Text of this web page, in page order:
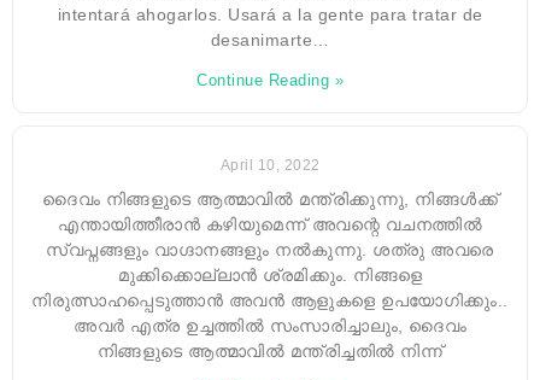
intentará ahogarlos. Usará a la gente para tratar de
desanimarte…
Continue Reading »
April 10, 2022
ദൈവം നിങ്ങളുടെ ആത്മാവിൽ മന്ത്രിക്കുന്നു, നിങ്ങൾക്ക്
എന്തായിത്തീരാൻ കഴിയുമെന്ന് അവന്റെ വചനത്തിൽ
സ്വപ്നങ്ങളും വാഗ്ദാനങ്ങളും നൽകുന്നു. ശത്രു അവരെ
മുക്കിക്കൊല്ലാൻ ശ്രമിക്കും. നിങ്ങളെ
നിരുത്സാഹപ്പെടുത്താൻ അവൻ ആളുകളെ ഉപയോഗിക്കും..
അവർ എത്ര ഉച്ചത്തിൽ സംസാരിച്ചാലും, ദൈവം
നിങ്ങളുടെ ആത്മാവിൽ മന്ത്രിച്ചതിൽ നിന്ന്